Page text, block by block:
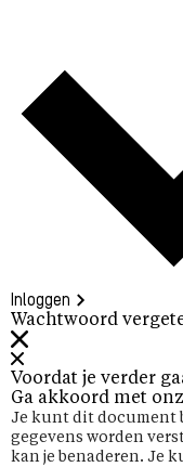
Inloggen
Wachtwoord
Voordat je verder
Ga akkoord met
Je kunt dit document
gegevens worden
kan je benaderen. Je